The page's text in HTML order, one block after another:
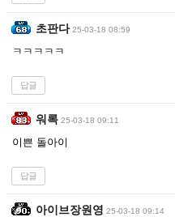
초판다 25-03-18 08:59
ㅋㅋㅋㅋㅋ
답글
워록 25-03-18 09:11
이쁜 돌아이
답글
아이브장원영 25-03-18 09:14